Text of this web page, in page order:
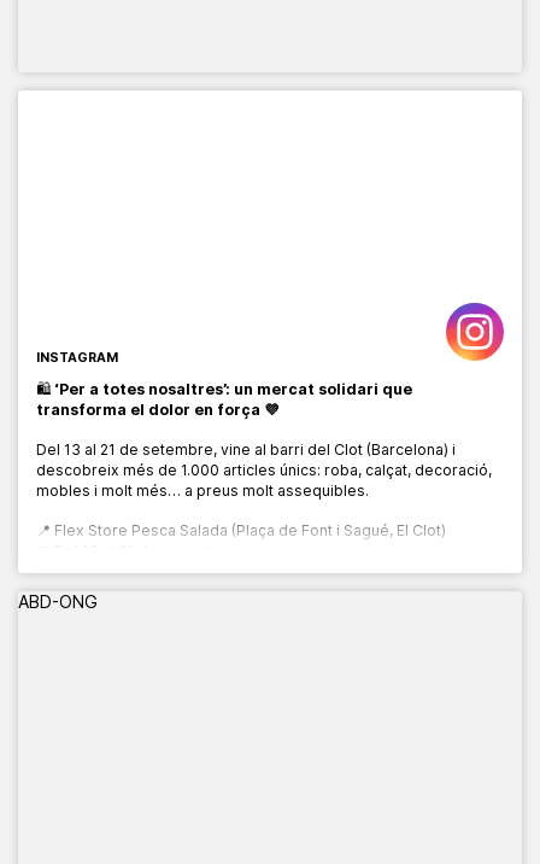
INSTAGRAM
🛍️ ‘Per a totes nosaltres’: un mercat solidari que
transforma el dolor en força 💜
Del 13 al 21 de setembre, vine al barri del Clot (Barcelona) i
descobreix més de 1.000 articles únics: roba, calçat, decoració,
mobles i molt més… a preus molt assequibles.
📍 Flex Store Pesca Salada (Plaça de Font i Sagué, El Clot)
🕙 De 10:00 a 20:00 h
ABD-ONG